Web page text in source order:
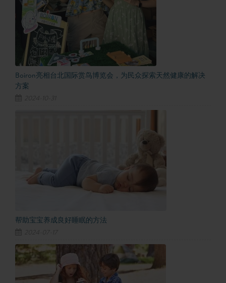
Boiron亮相台北国际赏鸟博览会，为民众探索天然健康的解决
方案
帮助宝宝养成良好睡眠的方法